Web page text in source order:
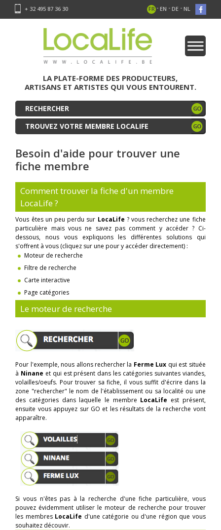
+ 32 495 87 36 30 FR - EN - DE - NL
LA PLATE-FORME DES PRODUCTEURS,
ARTISANS ET ARTISTES QUI VOUS ENTOURENT.
TROUVEZ VOTRE MEMBRE LOCALIFE
Besoin d'aide pour trouver une
fiche membre
Comment trouver la fiche d'un membre
LocaLife ?
Vous êtes un peu perdu sur LocaLife ? vous recherchez une fiche
particulière mais vous ne savez pas comment y accéder ? Ci-
dessous, nous vous expliquons les différentes solutions qui
s'offrent à vous (cliquez sur une pour y accéder directement) :
Moteur de recherche
Filtre de recherche
Carte interactive
Page catégories
Le moteur de recherche
Pour l'exemple, nous allons rechercher la Ferme Lux qui est située
à Ninane et qui est présent dans les catégories suivantes viandes,
volailles/oeufs. Pour trouver sa fiche, il vous suffit d'écrire dans la
zone "rechercher" le nom de l'établissement ou sa localité ou une
des catégories dans laquelle le membre LocaLife est présent,
ensuite vous appuyez sur GO et les résultats de la recherche vont
apparaître.
Si vous n'êtes pas à la recherche d'une fiche particulière, vous
pouvez évidemment utiliser le moteur de recherche pour trouver
les membres LocaLife d'une catégorie ou d'une région que vous
souhaitez découvir.